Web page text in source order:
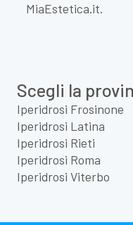
MiaEstetica.it.
Scegli la
Iperidrosi Frosinone
Iperidrosi Latina
Iperidrosi Rieti
Iperidrosi Roma
Iperidrosi Viterbo